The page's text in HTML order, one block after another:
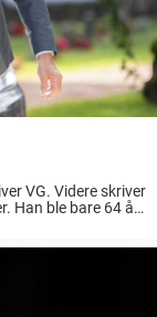
VG. Videre skriver
Han ble bare 64 år